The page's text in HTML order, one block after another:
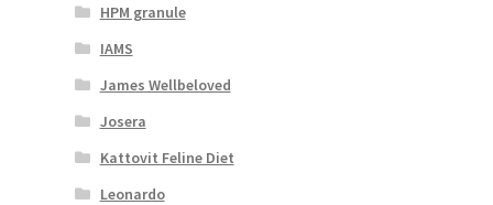
HPM granule
IAMS
James Wellbeloved
Josera
Kattovit Feline Diet
Leonardo